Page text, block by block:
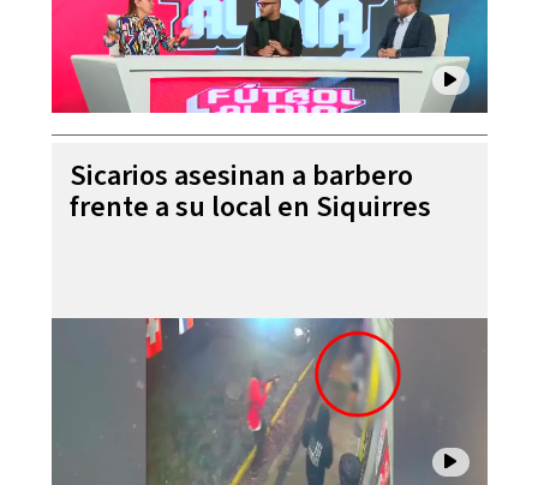
Sicarios asesinan a barbero
frente a su local en Siquirres